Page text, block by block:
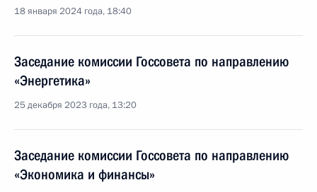
18 января 2024 года, 18:40
Заседание комиссии Госсовета по направлению
«Энергетика»
25 декабря 2023 года, 13:20
Заседание комиссии Госсовета по направлению
«Экономика и финансы»